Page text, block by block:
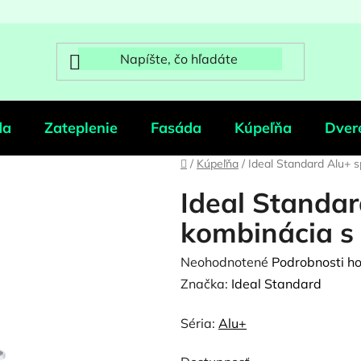
Zateplenie Fasáda Kúpeľňa
Domov
/ Kúpeľňa / Ideal Standard Alu+
Ideal
kombinácia
Priemerné
hodnotenie
je
Neohodnotené Podrobnosti
Značka: Ideal Standard
Séria: Alu+